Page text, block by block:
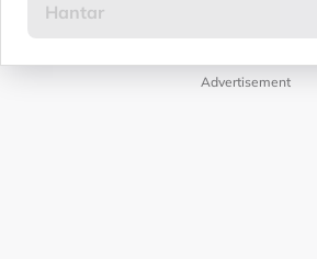
Advertisement